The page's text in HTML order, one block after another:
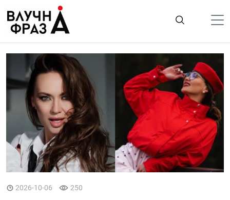
содержимому
Політика
Гроші
Життя
Лайфстайл
ТехноНаука
Людина
Корисності
Ukraine
2026-10-06 250